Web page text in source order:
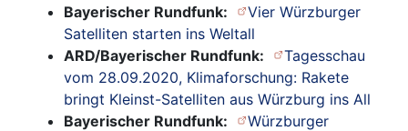
Bayerischer Rundfunk:
Vier Würzburger
Satelliten starten ins Weltall
ARD/Bayerischer Rundfunk:
Tagesschau
vom 28.09.2020, Klimaforschung: Rakete
bringt Kleinst-Satelliten aus Würzburg ins All
Bayerischer Rundfunk:
Würzburger